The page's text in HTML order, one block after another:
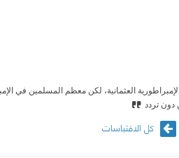
العثمانية، لكن معظم المسلمين في
دون تردد
كل الاقتباسات